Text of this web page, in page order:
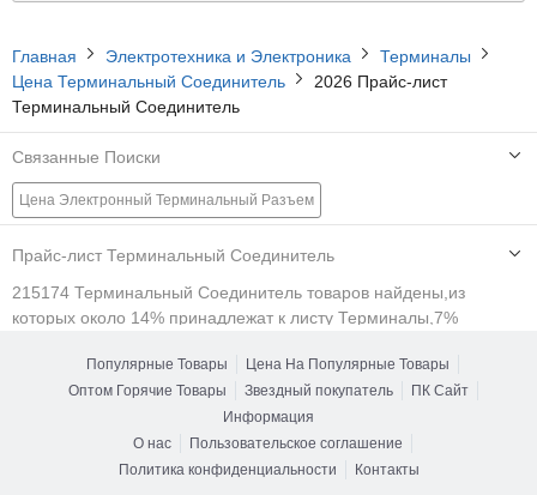
Главная Электротехника и Электроника
Терминалы
Цена Терминальный Соединитель
2026 Прайс-лист
Терминальный Соединитель
Связанные Поиски
Цена Электронный Терминальный Разъем
Цена Электрический Соединитель Провода
Цена Электрические Соединители Проводов
Цена Электрический Разъем Цена Разъем Батареи
Цена Кабельный Разъем
Прайс-лист Терминальный Соединитель
215174 Терминальный Соединитель товаров найдены,из
которых около 14% принадлежат к листу Терминалы,7%
принадлежат к листу Клеммы.Вы можете фильтровать товары
по нескольким атрибутам, например Приложение, Функция,
Есть 355174 поставщиков Терминальный Соединитель из Китая,
около 43% из них - производители / заводы Терминальный
Популярные Товары
Цена На Популярные Товары
Оптом Горячие Товары
Звездный покупатель
ПК Сайт
Информация
О нас
Пользовательское соглашение
Политика конфиденциальности
Контакты